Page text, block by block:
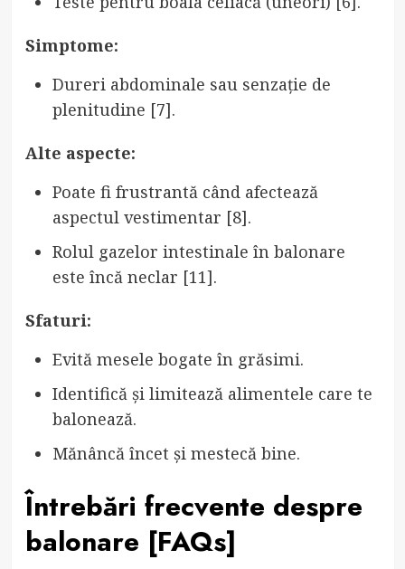
Simptome:
Dureri abdominale sau senzație de
plenitudine [7].
Alte aspecte:
Poate fi frustrantă când afectează
aspectul vestimentar [8].
Rolul gazelor intestinale în balonare
este încă neclar [11].
Sfaturi:
Evită mesele bogate în grăsimi.
Identifică și limitează alimentele care te
balonează.
Mănâncă încet și mestecă bine.
Întrebări frecvente despre
balonare [FAQs]